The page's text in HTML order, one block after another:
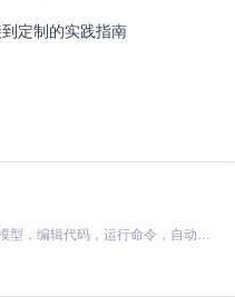
Devices"
定制的实践指南
Claude Code 的开源替代方案。连接任意大模型，编辑代码，运行命令，自动验证 — 全自动执行。用 Rust 构建，极致性能。 ｜ An open-source alternative to Claude Code. Connect any LLM, edit code, run commands, and verify changes — autonomously. Built in Rust for speed. Get Started